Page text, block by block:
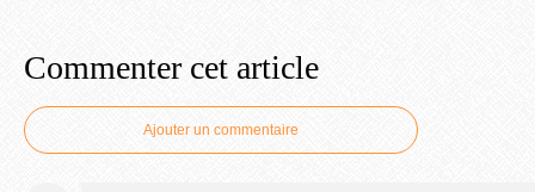
Commenter cet article
Ajouter un commentaire